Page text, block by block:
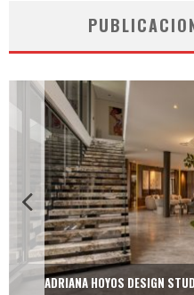
ADRIANA HOYOS DESIGN